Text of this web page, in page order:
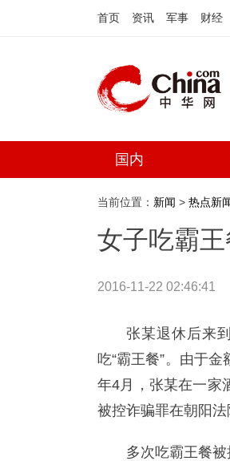
首页 资讯 军事 财经
国内
当前位置： 新闻 > 热点新
女子吃霸
2016-11-22 02:46:41
张某退休后来
吃“霸王餐”。由于
年4月，张某在一家
被控诈骗罪在朝阳法
多次吃霸王餐被